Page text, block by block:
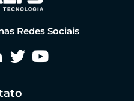
Redes Sociais